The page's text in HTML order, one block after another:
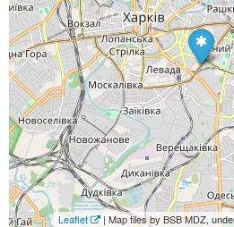
Leaflet
| Map tiles by BSB MDZ,